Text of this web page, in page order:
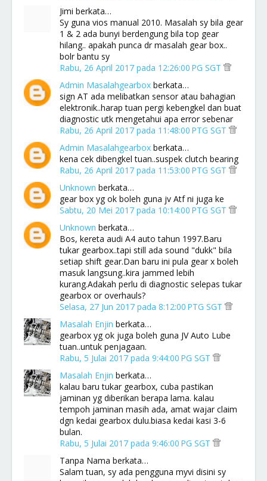
Jimi berkata…
Sy guna vios manual 2010. Masalah sy bila gear
1 & 2 ada bunyi berdengung bila top gear
hilang.. apakah punca dr masalah gear box..
bolr bantu sy
Rabu, 26 April 2017 pada 12:26:00 PG SGT
Admin Masalahgearbox berkata…
sign AT ada melibatkan sensor atau bahagian
elektronik..harap tuan pergi kebengkel dan buat
diagnostic utk mengetahui apa error sebenar
Rabu, 26 April 2017 pada 11:48:00 PTG SGT
Admin Masalahgearbox berkata…
kena cek dibengkel tuan..suspek clutch bearing
Rabu, 26 April 2017 pada 11:53:00 PTG SGT
Unknown berkata…
gear box yg ok boleh guna jv Atf ni juga ke
Sabtu, 20 Mei 2017 pada 10:14:00 PTG SGT
Unknown berkata…
Bos, kereta audi A4 auto tahun 1997.Baru
tukar gearbox..tapi still ada sound "dukk" bila
setiap shift gear.Dan baru ini pula gear x boleh
masuk langsung..kira jammed lebih
kurang.Adakah perlu di diagnostic selepas tukar
gearbox or overhauls?
Selasa, 27 Jun 2017 pada 8:12:00 PTG SGT
Masalah Enjin berkata…
gearbox yg ok juga boleh guna JV Auto Lube
tuan..untuk penjagaan.
Rabu, 5 Julai 2017 pada 9:44:00 PG SGT
Masalah Enjin berkata…
kalau baru tukar gearbox, cuba pastikan
jaminan yg diberikan berapa lama. kalau
tempoh jaminan masih ada, amat wajar claim
dgn kedai gearbox dulu.biasa kedai kasi 3-6
bulan.
Rabu, 5 Julai 2017 pada 9:46:00 PG SGT
Tanpa Nama berkata…
Salam tuan, sy ada pengguna myvi disini sy